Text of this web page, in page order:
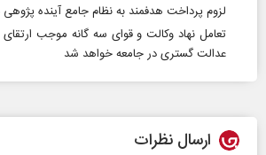
لزوم پرداخت هدفمند به نظام جامع آینده پژوهی
تعامل نهاد وکالت و قوای سه گانه موجب
عدالت گستری در جامعه خواهد شد
ارسال نظرات